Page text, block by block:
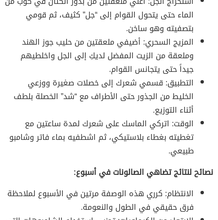
الماء حتى يتحول القوام إلى “جل” كثيف، ثم قومي
بتصفيته وهو ساخن.
المزيج السحري: أضيفي ملعقتين من حليب جوز الهند
وملعقة من الزيت المفضل لديكِ إلى الجل واخلطيهم
جيداً حتى يتجانس القوام.
التطبيق: قسمي شعرك إلى خصلات صغيرة ووزعي
الخليط من الجذور حتى الأطراف مع “شد” الخصلة بلطف
أثناء التوزيع.
الوقت: اتركي الماسك على شعرك لمدة ساعتين مع
تغطيته بغطاء بلاستيكي، ثم اشطفيه بماء فاتر وشامبو
طبيعي.
نصائح لنتائج تضاهي الصالونات في أسبوع:
الانتظام: كرري هذه الوصفة مرتين في الأسبوع لملاحظة
فرق حقيقي في الطول والنعومة.